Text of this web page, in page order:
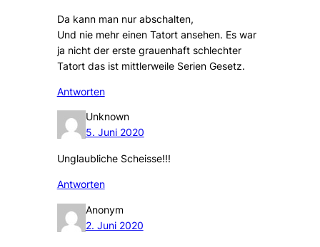
Da kann man nur abschalten,
Und nie mehr einen Tatort ansehen. Es war
ja nicht der erste grauenhaft schlechter
Tatort das ist mittlerweile Serien Gesetz.
Antworten
Unknown
5. Juni 2020
Unglaubliche Scheisse!!!
Antworten
Anonym
2. Juni 2020